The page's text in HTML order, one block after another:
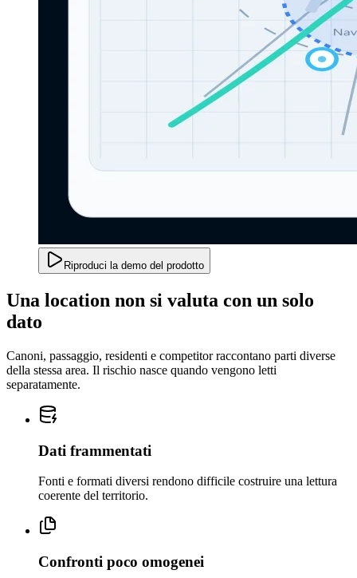
Riproduci la demo del prodotto
Una location non si valuta con un solo
dato
Canoni, passaggio, residenti e competitor raccontano parti diverse
della stessa area. Il rischio nasce quando vengono letti
separatamente.
Dati frammentati
Fonti e formati diversi rendono difficile costruire una lettura
coerente del territorio.
Confronti poco omogenei